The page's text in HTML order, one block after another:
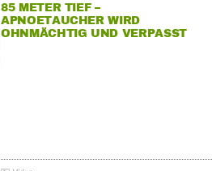
85 METER TIEF –
APNOETAUCHER WIRD
OHNMÄCHTIG UND VERPASST